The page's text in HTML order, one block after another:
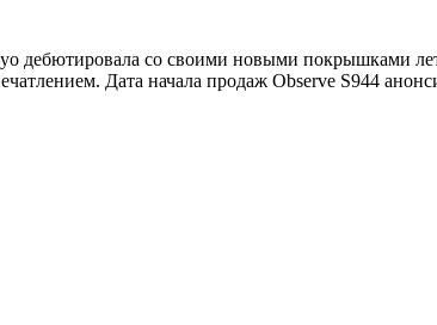
дебютировала со своими новыми покрышками
Дата начала продаж Observe S944